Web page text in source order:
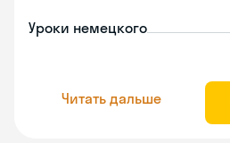
Уроки немецкого
Читать дальше